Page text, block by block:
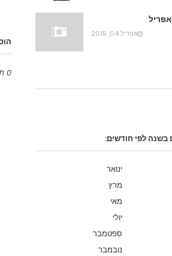
0 תגובות
אפריל 04, 2015
בשנה לפי חודשים:
ינואר
מרץ
מאי
יולי
ספטמבר
נובמבר